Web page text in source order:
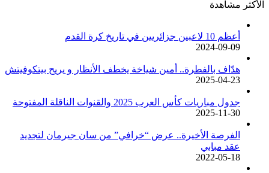
الأكثر مشاهدة
أعظم 10 لاعبين جزائريين في تاريخ كرة القدم
2024-09-09
هدّاف بالفطرة.. أمين شياخة يخطف الأنظار و يريح بيتكوفيتش
2025-04-23
جدول مباريات كأس العرب 2025 والقنوات الناقلة المفتوحة
2025-11-30
الفرصة الأخيرة.. عرض “خرافي” من سان جيرمان لتجديد
عقد مبابي
2022-05-18